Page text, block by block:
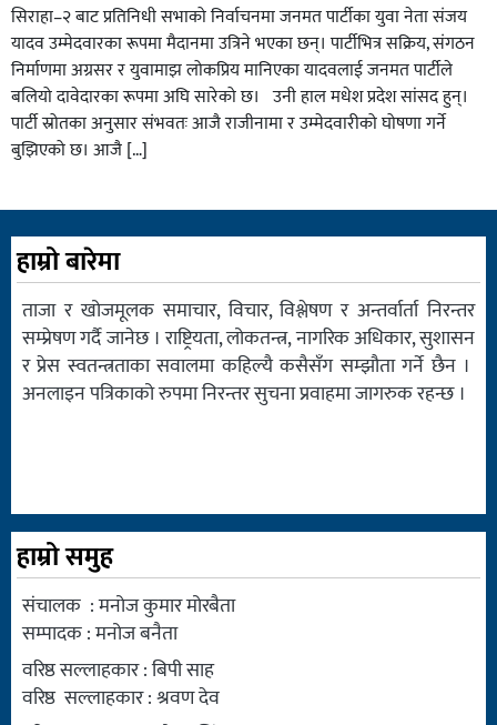
सिराहा–२ बाट प्रतिनिधी सभाको निर्वाचनमा जनमत पार्टीका युवा नेता संजय
यादव उम्मेदवारका रूपमा मैदानमा उत्रिने भएका छन्। पार्टीभित्र सक्रिय, संगठन
निर्माणमा अग्रसर र युवामाझ लोकप्रिय मानिएका यादवलाई जनमत पार्टीले
बलियो दावेदारका रूपमा अघि सारेको छ। उनी हाल मधेश प्रदेश सांसद हुन्।
पार्टी स्रोतका अनुसार संभवतः आजै राजीनामा र उम्मेदवारीको घोषणा गर्ने
बुझिएको छ। आजै […]
हाम्रो बारेमा
ताजा र खोजमूलक समाचार, विचार, विश्लेषण र अन्तर्वार्ता निरन्तर
सम्प्रेषण गर्दै जानेछ । राष्ट्रियता, लोकतन्त्र, नागरिक अधिकार, सुशासन
र प्रेस स्वतन्त्रताका सवालमा कहिल्यै कसैसँग सम्झौता गर्ने छैन ।
अनलाइन पत्रिकाको रुपमा निरन्तर सुचना प्रवाहमा जागरुक रहन्छ ।
हाम्रो समुह
संचालक : मनोज कुमार मोरबैता
सम्पादक : मनोज बनैता
वरिष्ठ सल्लाहकार : बिपी साह
वरिष्ठ सल्लाहकार : श्रवण देव